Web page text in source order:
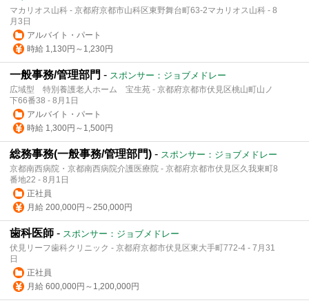
マカリオス山科 - 京都府京都市山科区東野舞台町63-2マカリオス山科 - 8
月3日
アルバイト・パート
時給 1,130円～1,230円
一般事務/管理部門 - スポンサー：ジョブメドレー
広域型 特別養護老人ホーム 宝生苑 - 京都府京都市伏見区桃山町山ノ
下66番38 - 8月1日
アルバイト・パート
時給 1,300円～1,500円
総務事務(一般事務/管理部門) - スポンサー：ジョブメドレー
京都南西病院・京都南西病院介護医療院 - 京都府京都市伏見区久我東町8
番地22 - 8月1日
正社員
月給 200,000円～250,000円
歯科医師 - スポンサー：ジョブメドレー
伏見リーフ歯科クリニック - 京都府京都市伏見区東大手町772-4 - 7月31
日
正社員
月給 600,000円～1,200,000円